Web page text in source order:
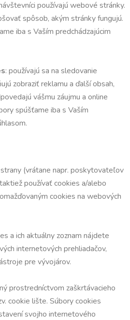
používajú webové stránky.
spôsob, akým stránky fungujú.
iba s Vaším predchádzajúcim
: používajú sa na sledovanie
zobraziť reklamu a ďalší obsah,
vášmu záujmu a online
spúšťame iba s Vaším
(vrátane napr. poskytovateľov
používať cookies a/alebo
cookies na webových
a ich aktuálny zoznam nájdete
internetových prehliadačov,
pre vývojárov.
prostredníctvom zaškrtávacieho
cookie lište. Súbory cookies
svojho internetového